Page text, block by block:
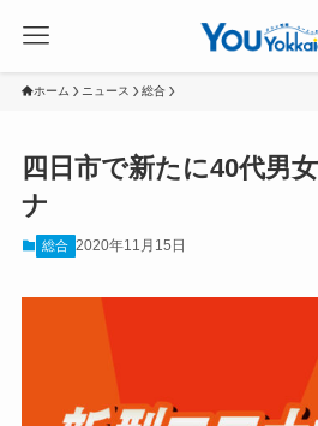
ホーム ニュース 総合
四日市で新たに40代男
ナ
総合 2020年11月15日